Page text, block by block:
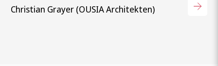
Christian Grayer (OUSIA Architekten)